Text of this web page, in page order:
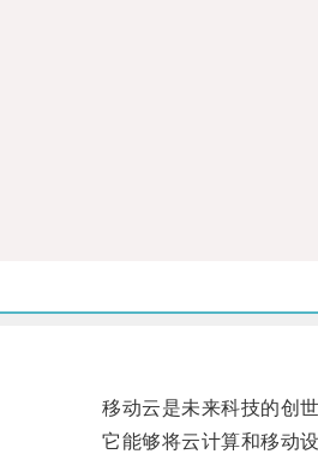
移动云是未来科技的创世
它能够将云计算和移动设